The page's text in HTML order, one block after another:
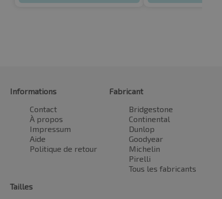
Informations
Contact
À propos
Impressum
Aide
Politique de retour
Fabricant
Bridgestone
Continental
Dunlop
Goodyear
Michelin
Pirelli
Tous les fabricants
Tailles